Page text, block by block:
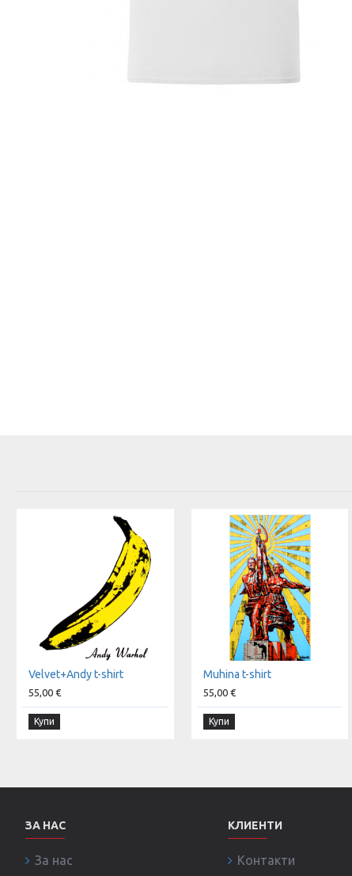
Velvet+Andy t-shirt
55,00 €
Купи
Muhina t-shirt
55,00 €
Купи
ЗА НАС
За нас
КЛИЕНТИ
Контакти